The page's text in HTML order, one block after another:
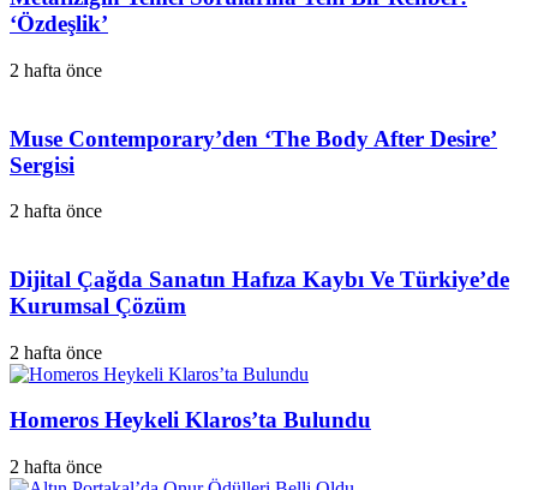
‘Özdeşlik’
2 hafta önce
Muse Contemporary’den ‘The Body After Desire’
Sergisi
2 hafta önce
Dijital Çağda Sanatın Hafıza Kaybı Ve Türkiye’de
Kurumsal Çözüm
2 hafta önce
Homeros Heykeli Klaros’ta Bulundu
2 hafta önce